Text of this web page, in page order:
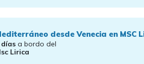
desde Venecia en MSC
a bordo del
Lirica